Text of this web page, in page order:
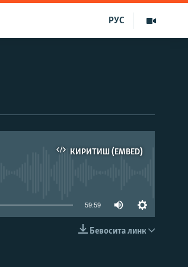
РУС
КИРИТИШ (EMBED)
59:59
Бевосита линк